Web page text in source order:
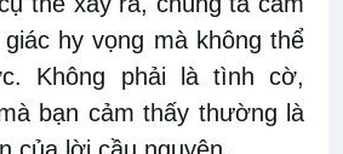
hy vọng mà không thể
Không phải là tình cờ,
bạn cảm thấy thường là